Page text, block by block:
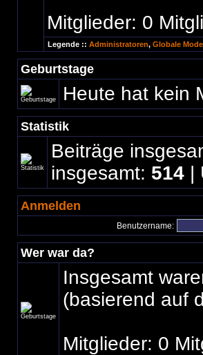
Mitglieder: 0
Legende :: Administratoren, Globale
Geburtstage
Heute hat kein
Statistik
Beiträge
insgesamt: 514 |
Anmelden
Benutzername:
Wer war da?
Insgesamt
(basierend auf
Mitglieder: 0